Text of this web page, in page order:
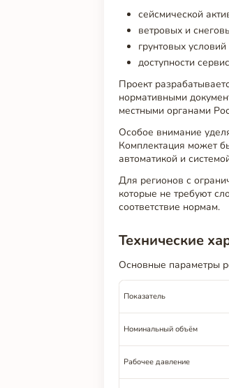
сейсмической
ветровых и
грунтовых
доступности
Проект
нормативными
местными органами
Особое внимание
Комплектация может
автоматикой и
Для регионов с
которые не требуют
соответствие нормам.
Технические
Основные параметры
Показатель
Номинальный объём
Рабочее давление